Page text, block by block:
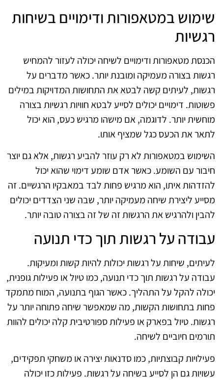
שימוש במטאפורות ודימויים בשיחות
רגשיות
הכנסת מטאפורות ודימויים לשיחה יכולה לעזור להמחיש
רגשות בצורה מעמיקה ומובנת יותר. כאשר מדברים על
רגשות, לעיתים קשה לבטא את התחושות המדויקות במילים
פשוטות. דימויים יכולים לסייע לבטא חוויות רגשיות בצורה
מוחשית יותר. לדוגמה, אם מישהו מרגיש כעס, הוא יכול
לתאר את הכעס כגל שמציף אותו.
השימוש במטאפורות לא רק עוזר להביע רגשות, אלא גם יוצר
חיבור עם השומע. כאשר אדם שומע דימוי שהוא יכול
להזדהות איתו, הוא מרגיש פחות לבד במאבקיו הרגשיים. זה
מסייע ליצירת שיחה מעמיקה יותר, שבה שני הצדדים יכולים
להבין ולהרגיש את הרגשות זה של זה בצורה טובה יותר.
עבודה על רגשות תוך כדי תנועה
לעיתים, שיחות על רגשות יכולות להיות קשות ומעיקות.
עבודה על רגשות תוך כדי תנועה, כמו טיול או פעילות גופנית,
יכולה להקל על התהליך. כאשר הגוף בתנועה, המוח מתמקד
פחות בתחושות הקשות, מה שמאפשר שיחה פתוחה יותר על
רגשות. טיול בפארק או פעילות ספורטיבית קלה יכולים להוות
תורמים חיוביים לשיחה.
פעילויות קבוצתיות, כמו סדנאות יצירה או משחקי תפקידים,
עשויות גם הן לסייע בשיחה על רגשות. פעילות כזו יכולה